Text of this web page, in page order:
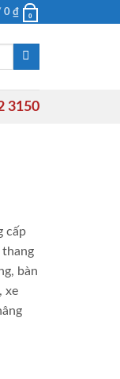
0 ₫ 0
3150
cấp
thang
bàn
xe